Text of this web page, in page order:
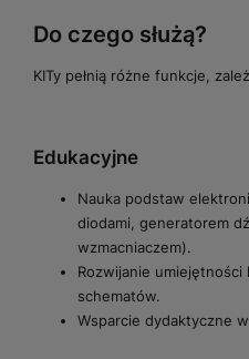
Do czego służą?
KITy pełnią różne funkcje,
Edukacyjne
Nauka podstaw
diodami, generatorem
wzmacniaczem).
Rozwijanie
schematów.
Wsparcie dydaktyczne